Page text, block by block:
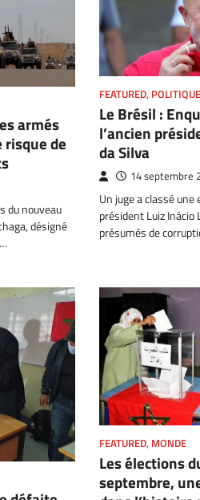
armés
de
du nouveau
désigné
FEATURED, POLITIQUE
Le Brésil :
l’ancien
da Silva
14 septembre
Un juge a classé une
président Luiz Inácio
présumés de
FEATURED, MONDE
Les élections
septembre,